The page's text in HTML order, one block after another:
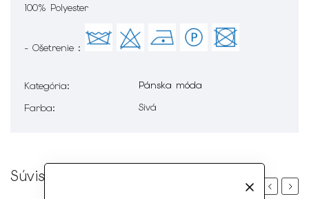
100% Polyester
- Ošetrenie :
Kategória:
Pánska móda
Farba: Sivá
Súvisiaci tovar
PreviousNext